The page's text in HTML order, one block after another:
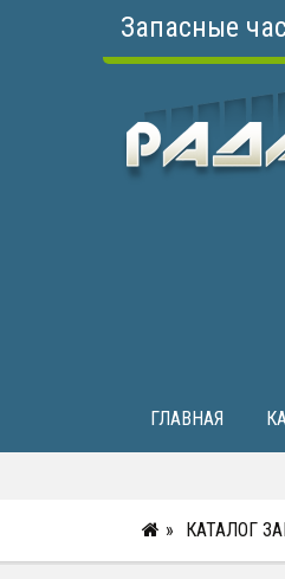
Запасные
ГЛАВНАЯ
КАТАЛОГ